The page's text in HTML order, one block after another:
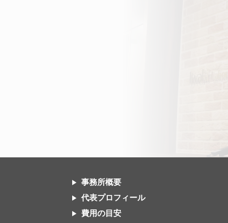
事務所概要
代表プロフィール
費用の目安